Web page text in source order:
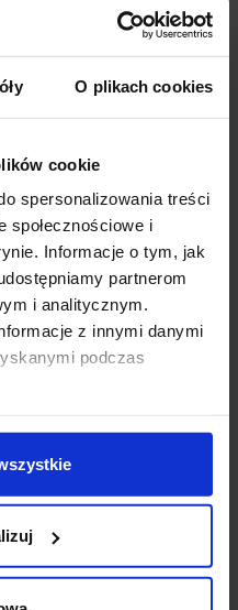
O plikach cookies
cookie
spersonalizowania treści
społecznościowe i
Informacje o tym, jak
partnerom
i analitycznym.
z innymi danymi
podczas
o długości 5 metrów,
w miejscach do tego
rozwiązaniem do
wyjątkowo dużą
niż taśmy oparte na
ciepła 2800K, biała
szer.10mm x 2,35mm
rolka (0,24W / 1 LED
C do +60 C